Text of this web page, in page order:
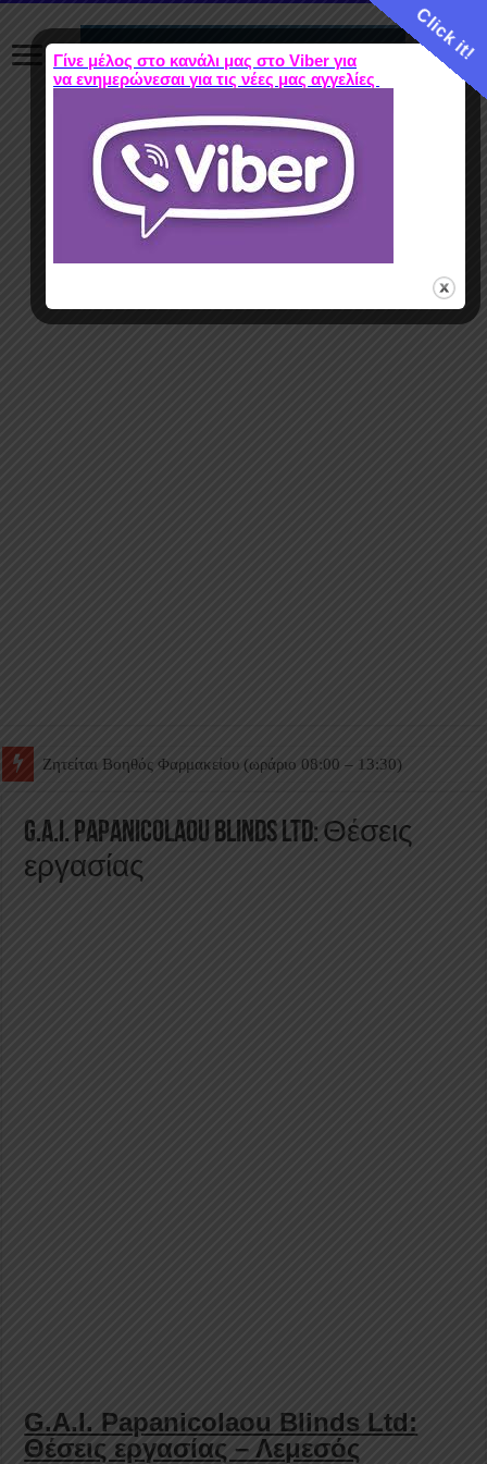
Ζητείται Βοηθός Θαλάμου
G.A.I. Papanicolaou Blinds Ltd: Θέσεις
εργασίας
G.A.I. Papanicolaou Blinds Ltd:
Θέσεις εργασίας – Λεμεσός
Click it!
Γίνε μέλος στο κανάλι μας στο Viber για
να ενημερώνεσαι για τις νέες μας αγγελίες